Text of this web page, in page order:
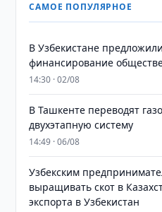
САМОЕ ПОПУЛЯРНОЕ
В Узбекистане
финансирование
14:30 · 02/08
В Ташкенте переводят
двухэтапную систему
14:49 · 06/08
Узбекским
выращивать скот в
экспорта в Узбекистан